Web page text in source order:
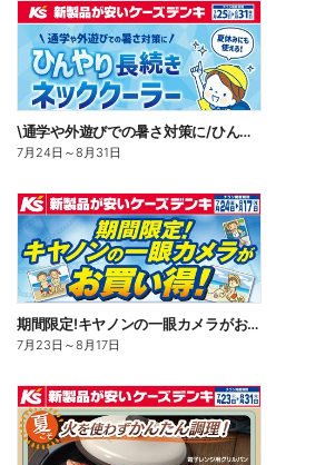
\通学や外遊びでの暑さ対策に/ひんやり長続きネッククーラー
7月24日 ～8月31日
期間限定!キヤノンの一眼カメラがお買い得!
7月23日 ～8月17日